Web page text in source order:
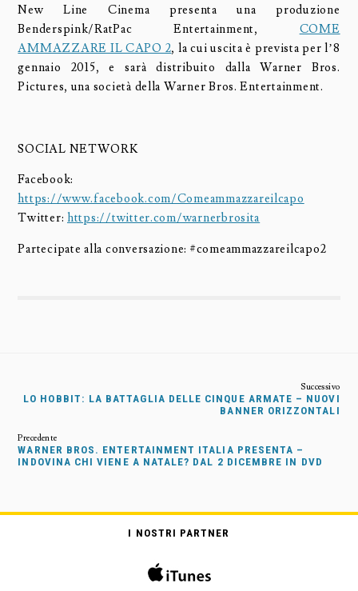
New Line Cinema presenta una produzione
Benderspink/RatPac Entertainment, COME
AMMAZZARE IL CAPO 2, la cui uscita è prevista per l’8
gennaio 2015, e sarà distribuito dalla Warner Bros.
Pictures, una società della Warner Bros. Entertainment.
SOCIAL NETWORK
Facebook:
https://www.facebook.com/Comeammazzareilcapo
Twitter:https://twitter.com/warnerbrosita
Partecipate alla conversazione: #comeammazzareilcapo2
LO HOBBIT: LA BATTAGLIA DELLE CINQUE ARMATE – NUOVI
BANNER ORIZZONTALI
WARNER BROS. ENTERTAINMENT ITALIA PRESENTA –
INDOVINA CHI VIENE A NATALE? DAL 2 DICEMBRE IN DVD
I NOSTRI PARTNER